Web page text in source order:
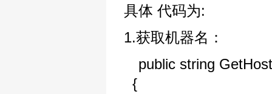
具体 代码为:
1.获取机器名：
public string
{